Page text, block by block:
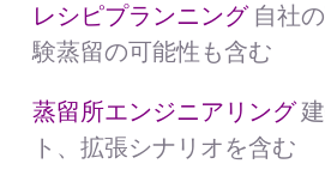
レシピプランニング自社
験蒸留の可能性も含む
蒸留所エンジニアリング
ト、拡張シナリオを含む